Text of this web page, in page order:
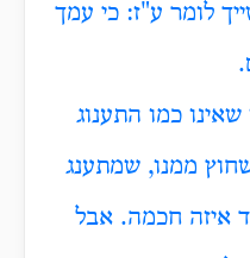
לומר ע"ז: כי עמך
שאינו כמו התענוג
ממנו, שמתענג
איזה חכמה. אבל